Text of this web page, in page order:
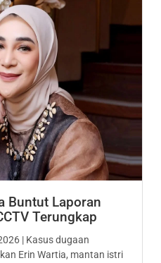
Buntut Laporan
Terungkap
| Kasus dugaan
Erin Wartia, mantan istri